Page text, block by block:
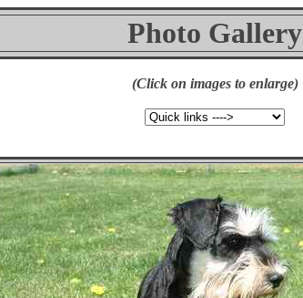
Photo Gallery
(Click on images to enlarge)